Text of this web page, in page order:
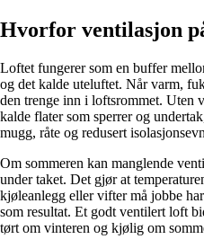
Hvorfor ventilasjon
Loftet fungerer som en buffer
og det kalde uteluftet. Når varm,
den trenge inn i loftsrommet. Uten
kalde flater som sperrer og
mugg, råte og redusert
Om sommeren kan manglende
under taket. Det gjør at
kjøleanlegg eller vifter må jobbe
som resultat. Et godt ventilert loft
tørt om vinteren og kjølig om